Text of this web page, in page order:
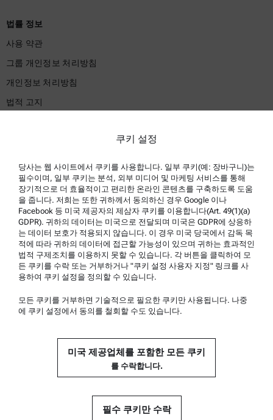
법률 정보
사용 약관
그룹 개인정보 처리방침
개인정보 처리방침
법적 고지
제품 지원
Anton Paar Certified Service
안전성 선언
Anton Paar Technical Centers
문의
회사 정보
쿠키 설정
당사는 웹 사이트에서 쿠키를 사용합니다. 일부 쿠키(예: 장바구니)는
필수이며, 일부 쿠키는 분석, 외부 미디어 및 마케팅 서비스를 통해
장기적으로 더 효율적이고 편리한 온라인 콘텐츠를 구축하도록 도움
을 줍니다. 저희는 또한 귀하께서 동의하신 경우 Google 이나
Facebook 등 미국 제공자의 제삼자 쿠키를 이용합니다(Art. 49(1)(a)
GDPR). 귀하의 데이터는 미국으로 전달되며 미국은 GDPR에 상응하
는 데이터 보호가 적용되지 않습니다. 이 경우 미국 당국에서 감독 목
적에 따라 귀하의 데이터에 접근할 가능성이 있으며 귀하는 효과적인
법적 구제조치를 이용하지 못할 수 있습니다. 각 버튼을 클릭하여 모
든 쿠키를 수락 또는 거부하거나 "쿠키 설정 사용자 지정" 링크를 사
용하여 쿠키 설정을 정의할 수 있습니다.
모든 쿠키를 거부하면 기술적으로 필요한 쿠키만 사용됩니다. 나중
에 쿠키 설정에서 동의를 철회할 수도 있습니다.
미국 제공업체를 포함한 모든 쿠키
를 수락합니다.
필수 쿠키만 수락